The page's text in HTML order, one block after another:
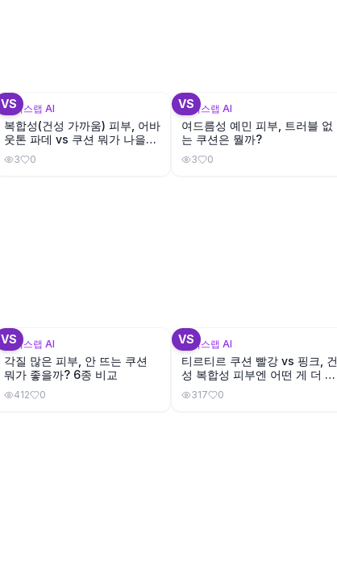
VS
뷰틱스랩 AI
복합성(건성 가까움) 피부, 어바
웃톤 파데 vs 쿠션 뭐가 나을
까?3 0
VS
뷰틱스랩 AI
여드름성 예민 피부, 트러블 없
는 쿠션은 뭘까?
3 0
VS
뷰틱스랩 AI
각질 많은 피부, 안 뜨는 쿠션
뭐가 좋을까? 6종 비교
412 0
VS
뷰틱스랩 AI
티르티르 쿠션 빨강 vs 핑크, 건
성 복합성 피부엔 어떤 게 더 좋
을까?
317 0